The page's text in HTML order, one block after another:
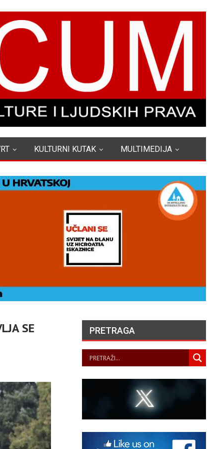
KULTURNI KUTAK MULTIMEDIJA
SE
ŠKOLA SOLO
PJEVANJA
08/08/2026
ANGELA MERKEL –
PRETRAGA